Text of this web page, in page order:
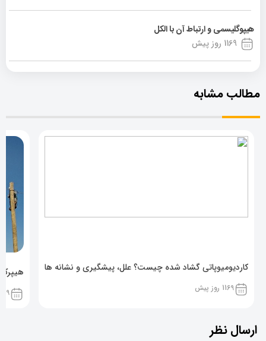
هیپوگلیسمی و ارتباط آن با الکل
1169 روز پیش
مطالب مشابه
کاردیومیوپاتی گشاد شده چیست؟ علل، پیشگیری و نشانه ها
1169 روز پیش 1169
ارسال نظر